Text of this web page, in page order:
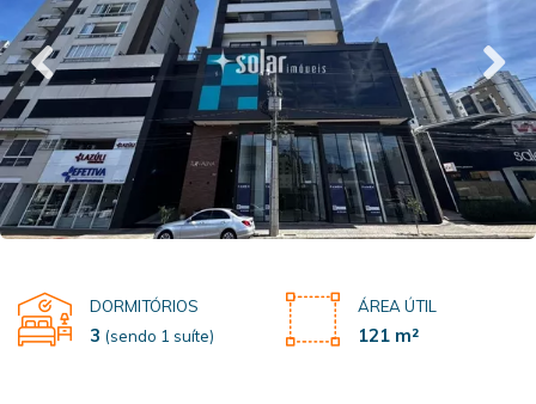
DORMITÓRIOS
3 (sendo 1 suíte)
ÁREA ÚTIL
121 m²